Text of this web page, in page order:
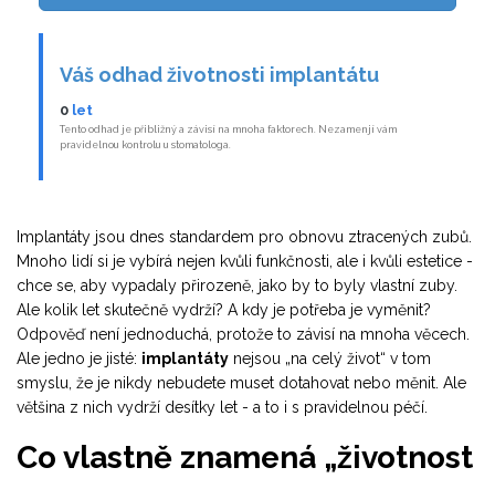
Váš odhad životnosti implantátu
0 let
Tento odhad je přibližný a závisí na mnoha faktorech. Nezamenjí vám
pravidelnou kontrolu u stomatologa.
Implantáty jsou dnes standardem pro obnovu ztracených zubů.
Mnoho lidí si je vybírá nejen kvůli funkčnosti, ale i kvůli estetice -
chce se, aby vypadaly přirozeně, jako by to byly vlastní zuby.
Ale kolik let skutečně vydrží? A kdy je potřeba je vyměnit?
Odpověď není jednoduchá, protože to závisí na mnoha věcech.
Ale jedno je jisté: implantáty nejsou „na celý život“ v tom
smyslu, že je nikdy nebudete muset dotahovat nebo měnit. Ale
většina z nich vydrží desítky let - a to i s pravidelnou péčí.
Co vlastně znamená „životnost